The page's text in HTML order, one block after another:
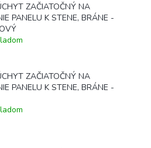
ZAČIATOČNÝ NA
PANELU K STENE, BRÁNE -
ZAČIATOČNÝ NA
PANELU K STENE, BRÁNE -